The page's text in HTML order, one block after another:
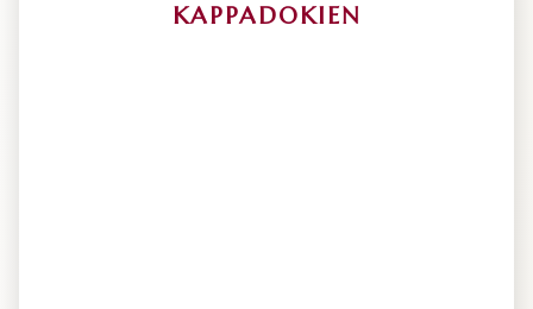
KAPPADOKIEN